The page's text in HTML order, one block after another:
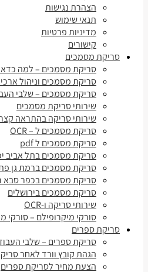
הצהרת נגישות
תנאי שימוש
מדיניות פרטיות
קישורים
סריקת מסמכים
סריקת מסמכים – למה
סריקת מסמכים וניהול
סריקת מסמכים – שלבי
שירותי סריקת מסמכים
שירותי סריקה בהתראה
סריקת מסמכים ל – OCR
סריקת מסמכים ל pdf
סריקת מסמכים בתל אביב
סריקת מסמכים ברמת גן
סריקת מסמכים בכפר סבא
סריקת מסמכים בירושלים
שירותי סריקה ו-OCR
סורקי מיקרופילם – סורקי
סריקת ספרים
סריקת ספרים – שלבי
הגהת קובץ וורד לאחר
הצעת מחיר לסריקת ספרים